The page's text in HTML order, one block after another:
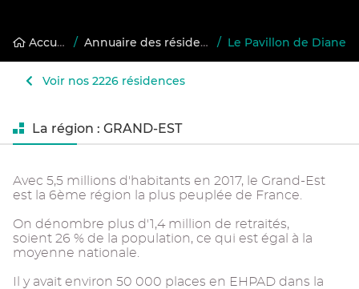
Accueil / Annuaire des résidences gérées / Le Pavillon de Diane
Voir nos 2226 résidences
La région : GRAND-EST
Avec 5,5 millions d'habitants en 2017, le Grand-Est
est la 6ème région la plus peuplée de France.
On dénombre plus d'1,4 million de retraités,
soient 26 % de la population, ce qui est égal à la
moyenne nationale.
Il y avait environ 50 000 places en EHPAD dans la